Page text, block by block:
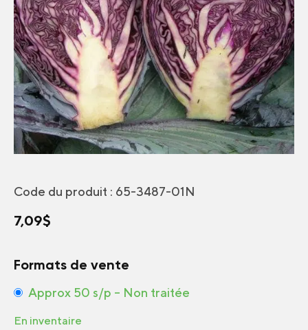
Code du produit : 65-3487-01N
7,09$
Formats de vente
Approx 50 s/p – Non traitée
En inventaire